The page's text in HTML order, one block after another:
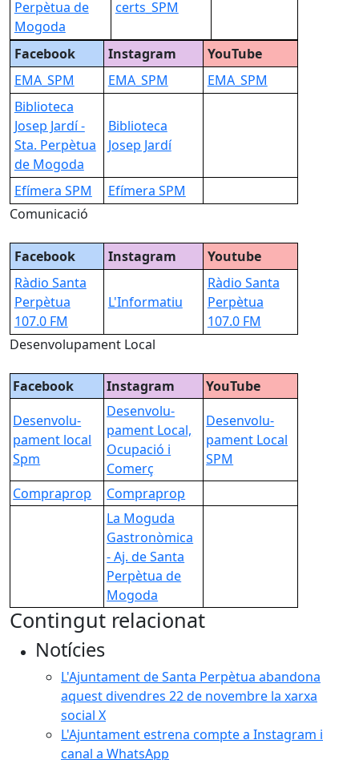
Perpètua de
Mogoda
certs_SPM
Facebook Instagram
YouTube
EMA_SPM EMA_SPM EMA_SPM
Biblioteca
Josep Jardí -
Sta. Perpètua
de Mogoda
Biblioteca
Josep Jardí
Efímera SPM
Efímera SPM
Comunicació
Facebook Instagram
Youtube
Ràdio Santa
Perpètua
107.0 FM
L'Informatiu
Ràdio Santa
Perpètua
107.0 FM
Desenvolupament Local
Facebook Instagram
YouTube
Desenvolu-
pament local
Spm
Desenvolu-
pament Local,
Ocupació i
Comerç
Desenvolu-
pament Local
SPM
Compraprop Compraprop
La Moguda
Gastronòmica
- Aj. de Santa
Perpètua de
Mogoda
Contingut relacionat
Notícies
L'Ajuntament de Santa Perpètua abandona
aquest divendres 22 de novembre la xarxa
social X
L'Ajuntament estrena compte a Instagram i
canal a WhatsApp